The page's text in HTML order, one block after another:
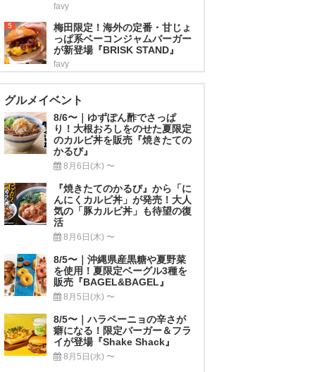
favy
5
梅田限定！海外の定番・甘じょ
っぱ系ベーコンジャムバーガー
が新登場『BRISK STAND』
favy
グルメイベント
8/6〜｜ゆずぽん酢でさっぱ
り！大根おろしをのせた夏限定
のカルビ丼を販売『焼きたての
かるび』
8月6日(木) 〜
『焼きたてのかるび』から「に
んにくカルビ丼」が発売！大人
気の「豚カルビ丼」も待望の復
活
8月6日(木) 〜
8/5〜｜沖縄県産黒糖や夏野菜
を使用！夏限定ベーグル3種を
販売『BAGEL&BAGEL』
8月5日(水) 〜
8/5〜｜ハラペーニョの辛さが
癖になる！限定バーガー＆フラ
イが登場『Shake Shack』
8月5日(水) 〜